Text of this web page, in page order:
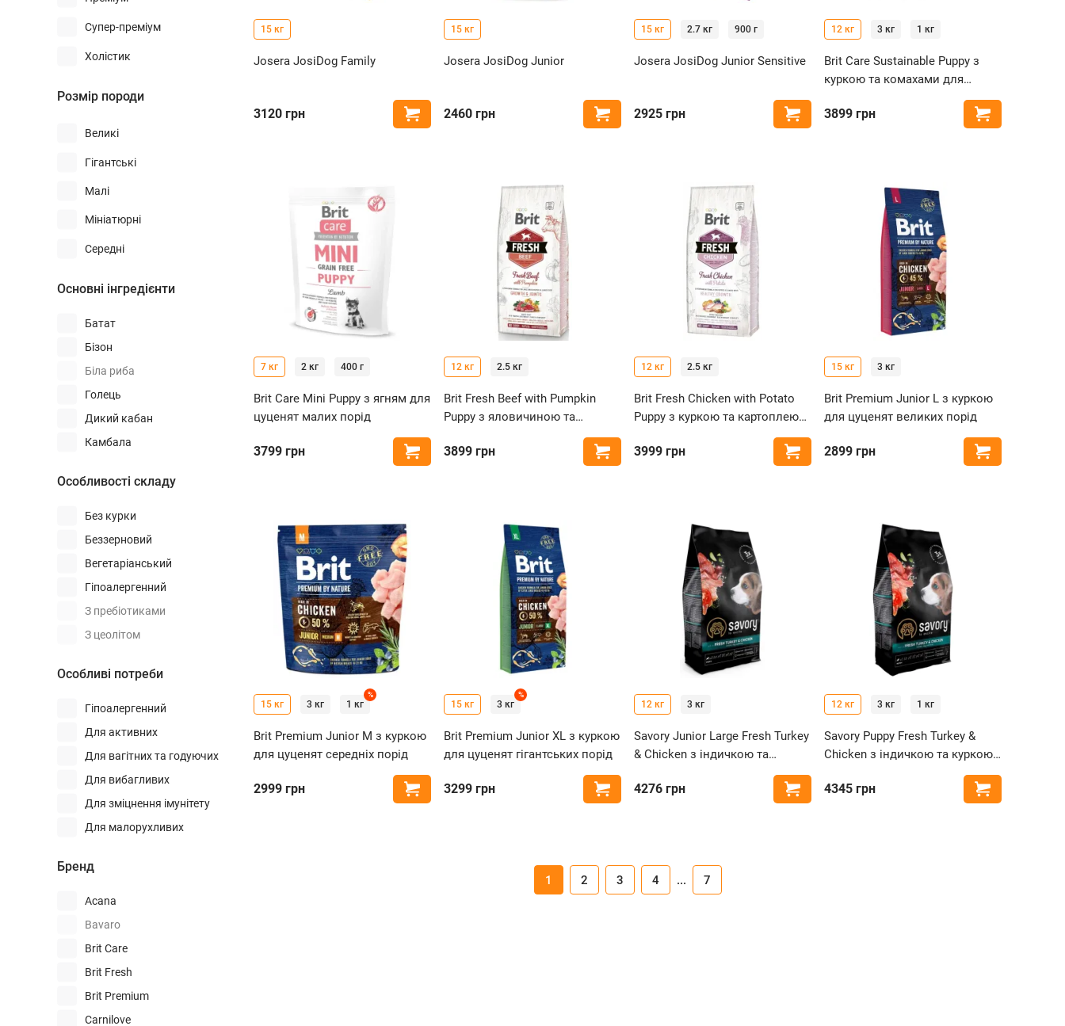
Супер-преміум
Холістик
Розмір породи
Великі
Гігантські
Малі
Мініатюрні
Середні
Основні інгредієнти
Батат
Бізон
Біла риба
Голець
Дикий кабан
Камбала
Козлятина
Комахи
Кролик
Курка
Лосось
М'ясо
Макрель
Оленина
Оселедець
Перепілка
Путасу
Риба
Сардини
Свинина
Страус
Тріска
Тунець
Фазан
Форель
Особливості складу
Без курки
Беззерновий
Вегетаріанський
Гіпоалергенний
З пребіотиками
З цеолітом
Особливі потреби
Гіпоалергенний
Для активних
Для вагітних та годуючих
Для вибагливих
Для зміцнення імунітету
Для малорухливих
Для стерилізованих
Для схильних до алергії
Здоров'я сечової системи
Здоров'я шерсті
Здоров'я шкіри та шерсті
При харчовій алергії
Проти ожиріння
Бренд
Acana
Bavaro
Brit Care
Brit Fresh
Brit Premium
Carnilove
15 кг
Josera JosiDog Family
3120 грн Купити
15 кг
Josera JosiDog Junior
2460 грн Купити
15 кг 2.7 кг 900 г
Josera JosiDog Junior Sensitive
2925 грн Купити
12 кг 3 кг 1 кг
Brit Care Sustainable Puppy з
куркою та комахами для
3899 грн
7 кг 2 кг 400 г
Brit Care Mini Puppy з ягням для
цуценят малих порід
3799 грн Купити
12 кг 2.5 кг
Brit Fresh Beef with Pumpkin
Puppy з яловичиною та
гарбузом для цуценят великих
порід
3899 грн Купити
12 кг 2.5 кг
Brit Fresh Chicken with Potato
Puppy з куркою та картоплею
3999 грн Купити
15 кг 3 кг
Brit Premium Junior L з куркою
для цуценят великих порід
2899 грн
15 кг 3 кг 1 кг
%
Brit Premium Junior M з куркою
для цуценят середніх порід
2999 грн Купити
15 кг 3 кг
%
Brit Premium Junior XL з куркою
для цуценят гігантських порід
3299 грн Купити
12 кг 3 кг
Savory Junior Large Fresh Turkey
& Chicken з індичкою та
куркою для цуценят великих
порід
4276 грн Купити
12 кг 3 кг 1 кг
Savory Puppy Fresh Turkey &
Chicken з індичкою та куркою
4345 грн
1 2 3 4 ... 7